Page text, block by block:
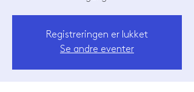
Registreringen er lukket
Se andre eventer